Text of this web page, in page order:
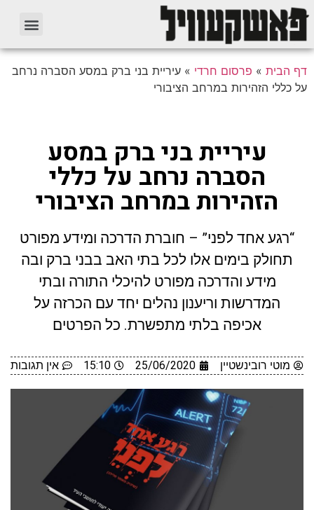
דף הבית » פרסום חרדי » עיריית בני ברק במסע הסברה נרחב
על כללי הזהירות במרחב הציבורי
עיריית בני ברק במסע
הסברה נרחב על כללי
הזהירות במרחב הציבורי
“רגע אחד לפני” – חוברת הדרכה ומידע מפורט
תחולק בימים אלו לכל בתי האב בבני ברק ובה
מידע והדרכה מפורט להיכלי התורה ובתי
המדרשות וריענון נהלים יחד עם הכרזה על
אכיפה בלתי מתפשרת. כל הפרטים
מוטי רובינשטיין 25/06/2020
15:10 אין תגובות